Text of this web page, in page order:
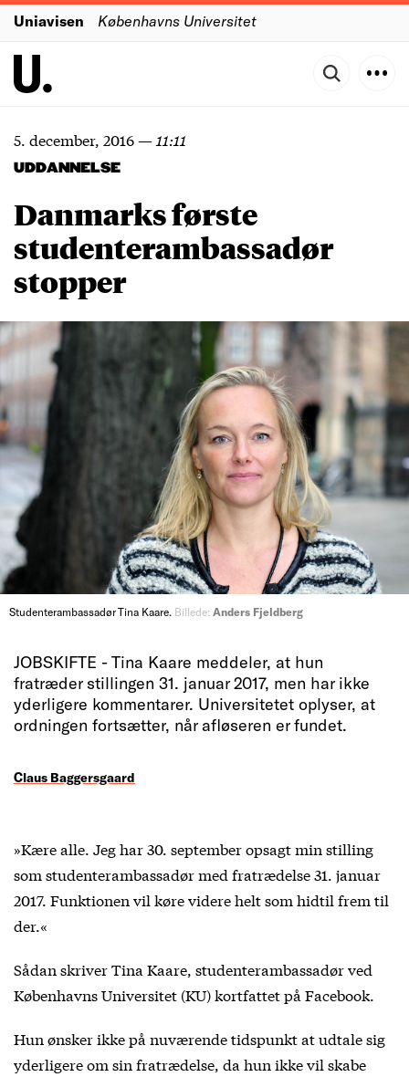
Uniavisen Københavns Universitet
5. december, 2016— 11:11
UDDANNELSE
Danmarks første
studenterambassadør
stopper
Studenterambassadør Tina Kaare. Billede: Anders Fjeldberg
JOBSKIFTE - Tina Kaare meddeler, at hun
fratræder stillingen 31. januar 2017, men har ikke
yderligere kommentarer. Universitetet oplyser, at
ordningen fortsætter, når afløseren er fundet.
Claus Baggersgaard
»Kære alle. Jeg har 30. september opsagt min stilling
som studenterambassadør med fratrædelse 31. januar
2017. Funktionen vil køre videre helt som hidtil frem til
der.«
Sådan skriver Tina Kaare, studenterambassadør ved
Københavns Universitet (KU) kortfattet på Facebook.
Hun ønsker ikke på nuværende tidspunkt at udtale sig
yderligere om sin fratrædelse, da hun ikke vil skabe